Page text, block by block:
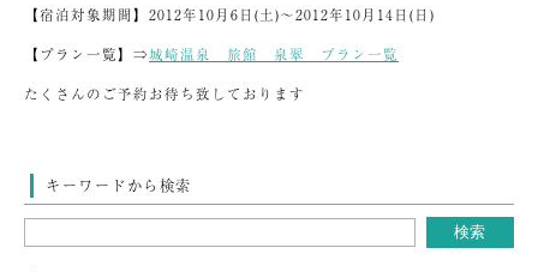
【宿泊対象期間】2012年10月6日(土)～2012年10月14日(日)
【プラン一覧】⇒城崎温泉 旅館 泉翠 プラン一覧
たくさんのご予約お待ち致しております
キーワードから検索